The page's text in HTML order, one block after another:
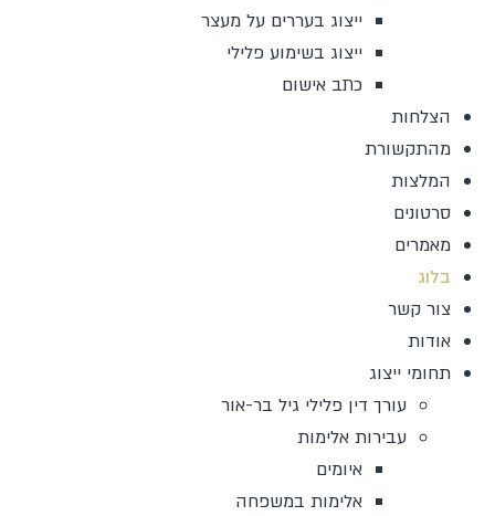
ייצוג בעררים על מעצר
ייצוג בשימוע פלילי
כתב אישום
הצלחות
מהתקשורת
המלצות
סרטונים
מאמרים
בלוג
צור קשר
אודות
תחומי ייצוג
עורך דין פלילי גיל בר-אור
עבירות אלימות
איומים
אלימות במשפחה